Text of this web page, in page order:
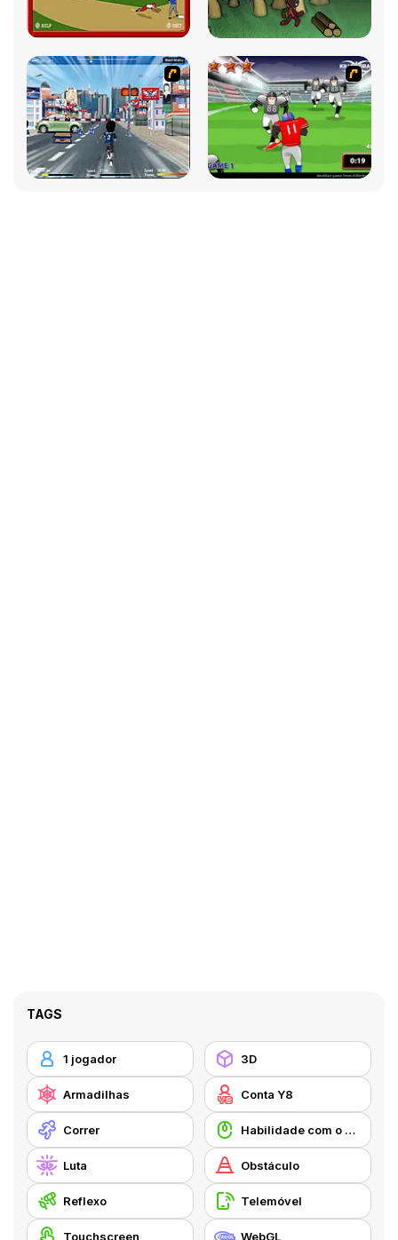
TAGS
1 jogador 3D
Armadilhas Conta Y8
Correr Habilidade com o Rato
Luta Obstáculo
Reflexo Telemóvel
Touchscreen WebGL